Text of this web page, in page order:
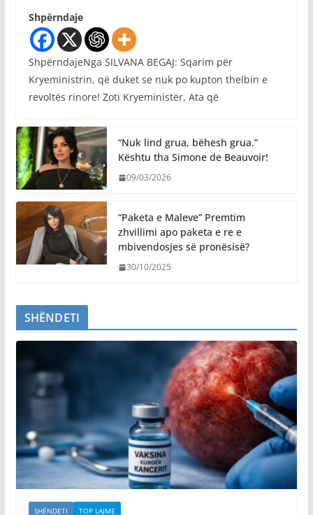
Shpërndaje
ShpërndajeNga SILVANA BEGAJ: Sqarim për
Kryeministrin, që duket se nuk po kupton thelbin e
revoltës rinore! Zoti Kryeministër, Ata që
“Nuk lind grua, bëhesh grua.”
Kështu tha Simone de Beauvoir!
09/03/2026
“Paketa e Maleve” Premtim
zhvillimi apo paketa e re e
mbivendosjes së pronësisë?
30/10/2025
SHËNDETI
SHËNDETI TOP LAJME